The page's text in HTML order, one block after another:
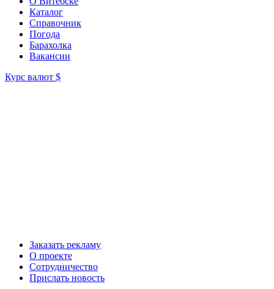
Каталог
Справочник
Погода
Барахолка
Вакансии
Курс валют $
Заказать рекламу
О проекте
Сотрудничество
Прислать новость